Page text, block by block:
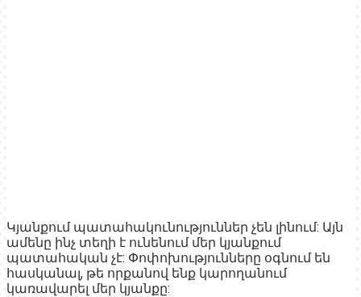
Կյանքում պատահակունություններ չեն լինում: Այն
ամենը ինչ տեղի է ունենում մեր կյանքում
պատահական չէ: Փոփոխությունները օգնում են
հասկանալ, թե որքանով ենք կարողանում
կառավարել մեր կյանքը: